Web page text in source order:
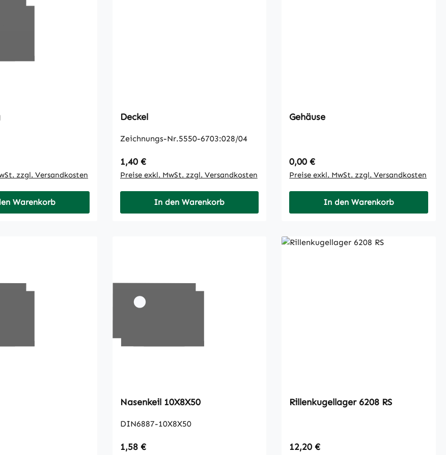
zzgl. Versandkosten
Warenkorb
Deckel
Zeichnungs-Nr.5550-6703:028/04
Regulärer Preis:
1,40 €
Preise exkl. MwSt. zzgl. Versandkosten
In den Warenkorb
Gehäuse
Regulärer Preis:
0,00 €
Preise exkl. MwSt. zzgl. Versandkosten
In den Warenkorb
Nasenkeil 10X8X50
DIN6887-10X8X50
Regulärer Preis:
1,58 €
Rillenkugellager 6208 RS
Regulärer Preis:
12,20 €